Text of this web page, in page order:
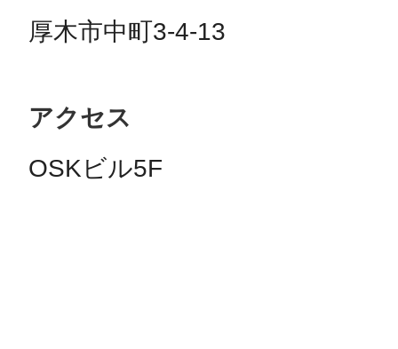
厚木市中町3-4-13
アクセス
OSKビル5F